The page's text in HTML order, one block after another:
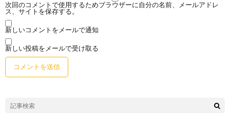
次回のコメントで使用するためブラウザーに自分の名前、メールアドレ
ス、サイトを保存する。
新しいコメントをメールで通知
新しい投稿をメールで受け取る